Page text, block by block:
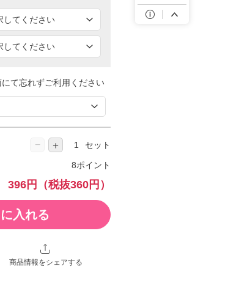
て忘れずご利用ください
− ＋ セット
8ポイント
396円 （税抜360円）
入れる
商品情報をシェアする